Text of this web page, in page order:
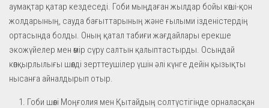
аумақтар қатар кездеседі. Гоби мыңдаған жылдар бойы көші-қон
жолдарының, сауда бағыттарының және ғылыми ізденістердің
ортасында болды. Оның қатал табиғи жағдайлары ерекше
экожүйелер мен өмір сүру салтын қалыптастырды. Осындай
көпқырлылығы шөлді зерттеушілер үшін әлі күнге дейін қызықты
нысанға айналдырып отыр.
Гоби шөлі Моңғолия мен Қытайдың солтүстігінде орналасқан